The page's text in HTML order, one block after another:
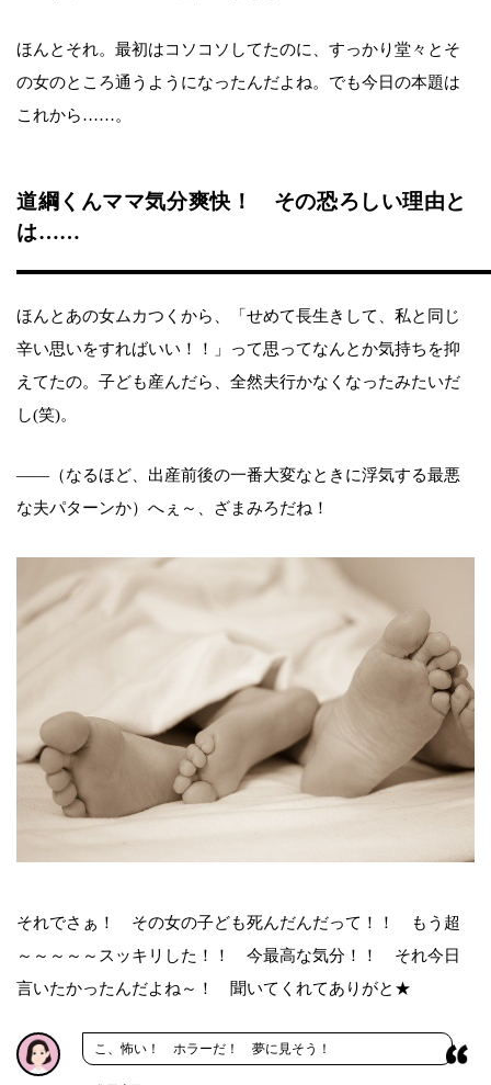
ほんとそれ。最初はコソコソしてたのに、すっかり堂々とそ
の女のところ通うようになったんだよね。でも今日の本題は
これから……。
道綱くんママ気分爽快！ その恐ろしい理由と
は……
ほんとあの女ムカつくから、「せめて長生きして、私と同じ
辛い思いをすればいい！！」って思ってなんとか気持ちを抑
えてたの。子ども産んだら、全然夫行かなくなったみたいだ
し(笑)。
――（なるほど、出産前後の一番大変なときに浮気する最悪
な夫パターンか）へぇ～、ざまみろだね！
それでさぁ！ その女の子ども死んだんだって！！ もう超
～～～～～スッキリした！！ 今最高な気分！！ それ今日
言いたかったんだよね～！ 聞いてくれてありがと★
こ、怖い！ ホラーだ！ 夢に見そう！